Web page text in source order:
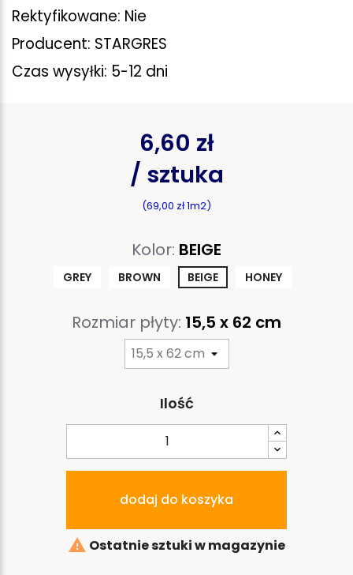
Rektyfikowane: Nie
Producent: STARGRES
Czas wysyłki: 5-12 dni
6,60 zł
/ sztuka
(69,00 zł 1m2)
Kolor: BEIGE
GREY BROWN BEIGE HONEY
Rozmiar płyty: 15,5 x 62 cm
Ilość
dodaj do koszyka
 Ostatnie sztuki w magazynie